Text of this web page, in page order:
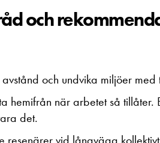
och
och undvika miljöer med
hemifrån när arbetet så
det.